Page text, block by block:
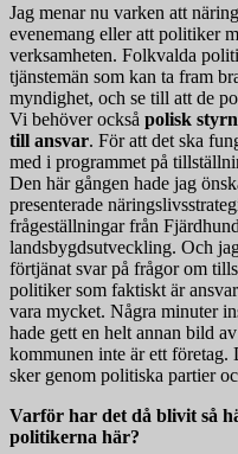
Jag menar nu varken att
evenemang eller att politiker
verksamheten. Folkvalda
tjänstemän som kan ta fram
myndighet, och se till att de
Vi behöver också polisk
till ansvar. För att det ska
med i programmet på
Den här gången hade jag
presenterade
frågeställningar från
landsbygdsutveckling. Och
förtjänat svar på frågor om
politiker som faktiskt är
vara mycket. Några minuter
hade gett en helt annan bild
kommunen inte är ett
sker genom politiska partier
Varför har det då blivit så
politikerna här?